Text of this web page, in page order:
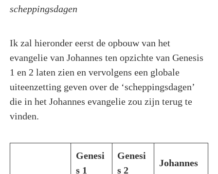
scheppingsdagen
Ik zal hieronder eerst de opbouw van het
evangelie van Johannes ten opzichte van Genesis
1 en 2 laten zien en vervolgens een globale
uiteenzetting geven over de ‘scheppingsdagen’
die in het Johannes evangelie zou zijn terug te
vinden.
Genesi
s 1
Genesi
s 2
Johannes